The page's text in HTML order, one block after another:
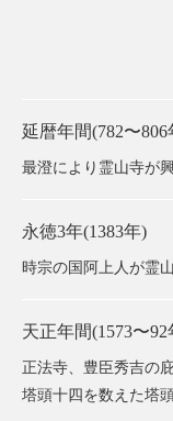
延暦年間(782〜806
最澄により霊山寺が
永徳3年(1383年)
時宗の国阿上人が霊
天正年間(1573〜92
正法寺、豊臣秀吉の
塔頭十四を数えた塔